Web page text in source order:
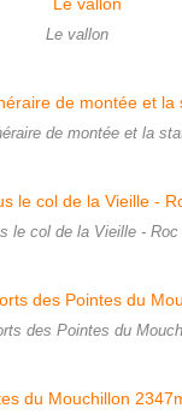
Le vallon
de montée et la
le col de la Vieille - Roc
des Pointes du